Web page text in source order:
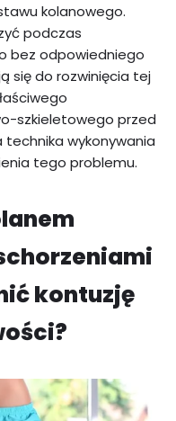
kolanowego.
podczas
bez odpowiedniego
się do rozwinięcia tej
szkieletowego przed
technika wykonywania
tego problemu.
kontuzję